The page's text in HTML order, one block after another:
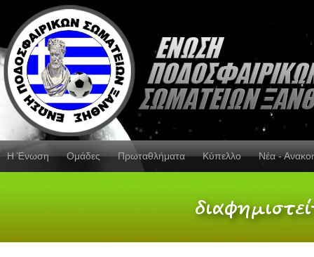
Η Ένωση Ομάδες Πρωταθλήματα Κύπελλο Νέα -